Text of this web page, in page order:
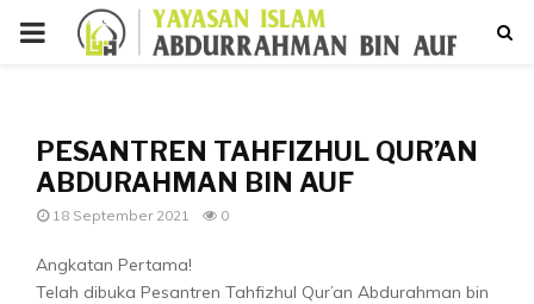
PRIMARY
PESANTREN TAHFIZHUL QUR’AN
ABDURAHMAN BIN AUF
18 September 2021 0
Angkatan Pertama!
Telah dibuka Pesantren Tahfizhul Qur’an Abdurahman bin